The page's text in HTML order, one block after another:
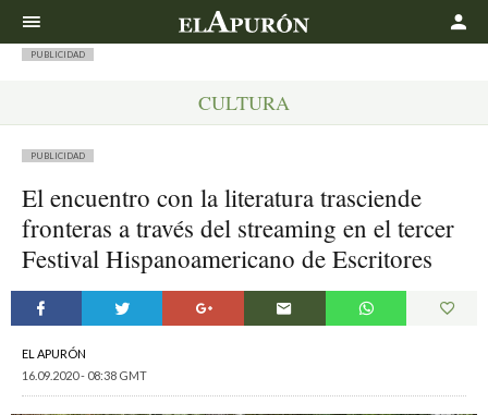
PUBLICIDAD
CULTURA
PUBLICIDAD
El encuentro con la literatura trasciende
fronteras a través del streaming en el tercer
Festival Hispanoamericano de Escritores
EL APURÓN
16.09.2020 - 08:38 GMT